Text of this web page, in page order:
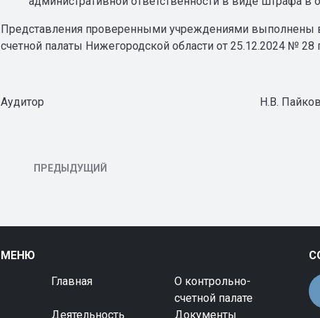
Представления проверенными учреждениями
счетной палаты Нижегородской области от 25.12.2024 № 28
Аудитор Н.В.
ПРЕДЫДУЩИЙ
МЕНЮ
Главная
О контрольно-
счетной палате
Деятельность
Документы